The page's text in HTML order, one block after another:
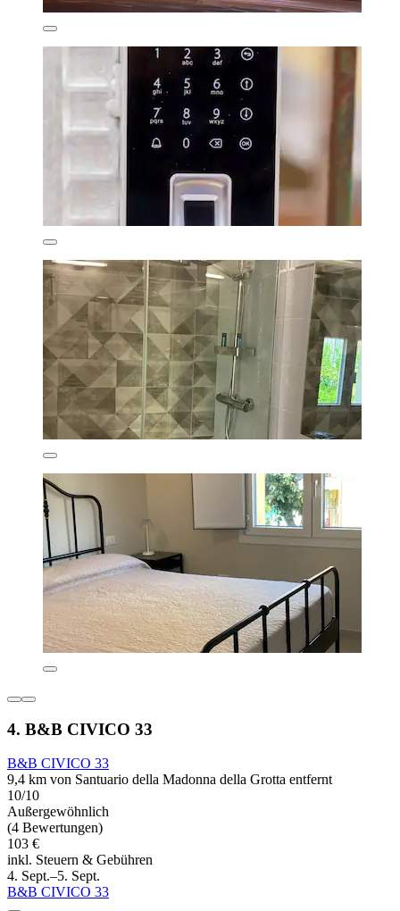
4. B&B CIVICO 33
B&B CIVICO 33
9,4 km von Santuario della Madonna della Grotta entfernt
10/10
Außergewöhnlich
(4 Bewertungen)
103 €
inkl. Steuern & Gebühren
4. Sept.–5. Sept.
B&B CIVICO 33